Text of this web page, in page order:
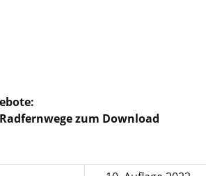
zum Download